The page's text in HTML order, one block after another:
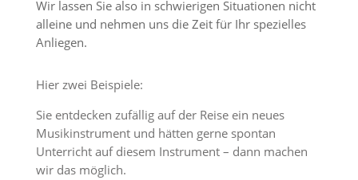
Wir lassen Sie also in schwierigen Situationen nicht
alleine und nehmen uns die Zeit für Ihr spezielles
Anliegen.
Hier zwei Beispiele:
Sie entdecken zufällig auf der Reise ein neues
Musikinstrument und hätten gerne spontan
Unterricht auf diesem Instrument – dann machen
wir das möglich.